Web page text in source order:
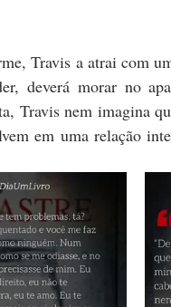
Travis a atrai com
deverá morar no
Travis nem imagina
em uma relação